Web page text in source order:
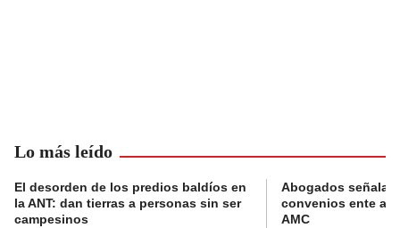
Lo más leído
El desorden de los predios baldíos en
la ANT: dan tierras a personas sin ser
campesinos
Abogados
convenios ente
AMC